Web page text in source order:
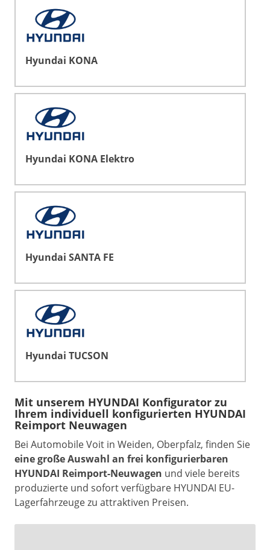
Hyundai KONA
Hyundai KONA Elektro
Hyundai SANTA FE
Hyundai TUCSON
Mit unserem HYUNDAI Konfigurator zu
Ihrem individuell konfigurierten HYUNDAI
Reimport Neuwagen
Bei Automobile Voit in Weiden, Oberpfalz, finden Sie
eine große Auswahl an frei konfigurierbaren
HYUNDAI Reimport-Neuwagen und viele bereits
produzierte und sofort verfügbare HYUNDAI EU-
Lagerfahrzeuge zu attraktiven Preisen.